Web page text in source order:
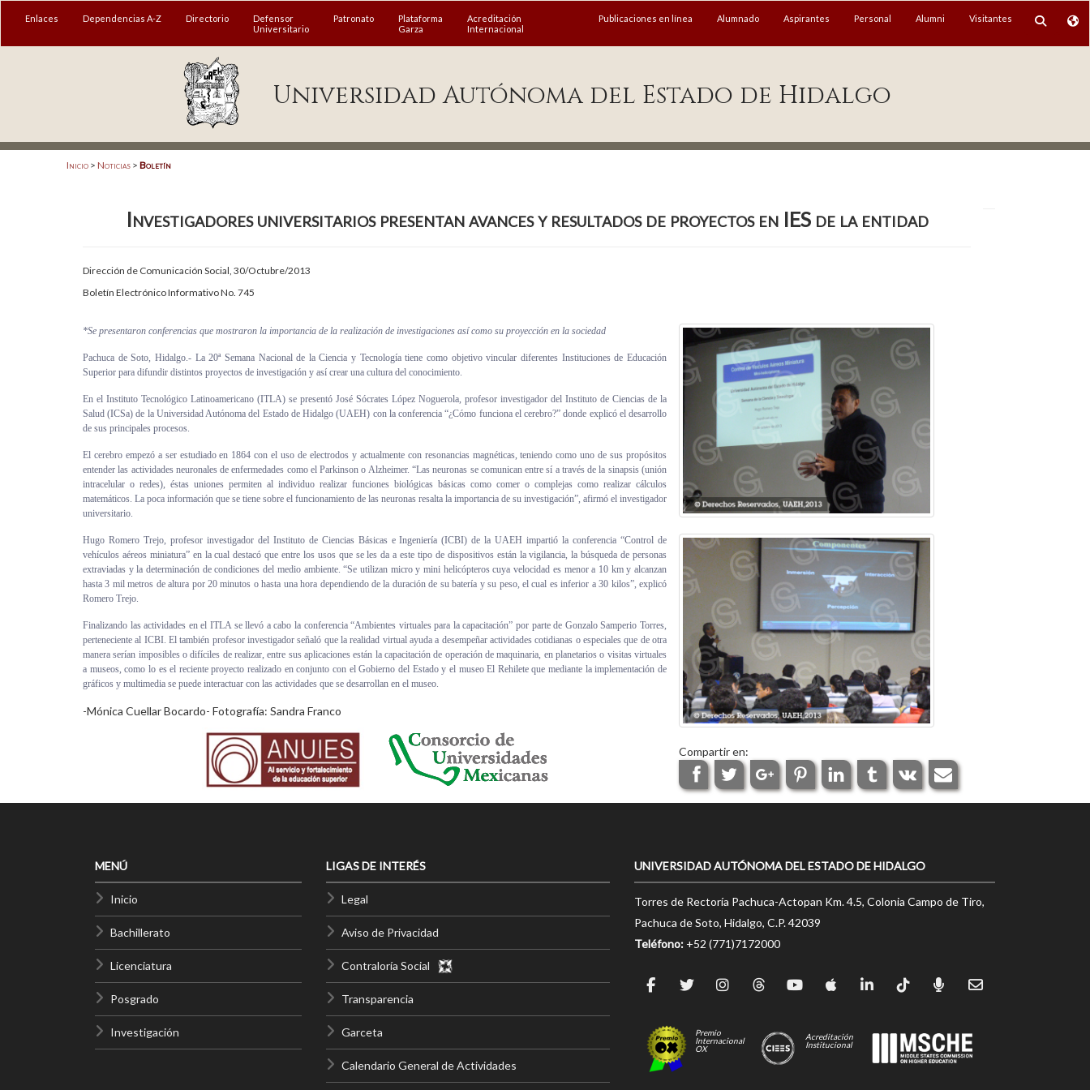
MENÚ
Acreditación Internacional
Enlaces Dependencias A-Z Directorio
Defensor
Universitario
Patronato
Plataforma
Garza
Acreditación
Internacional
Publicaciones en línea Alumnado Aspirantes Personal Alumni Visitantes
Universidad Autónoma del Estado de Hidalgo
Inicio > Noticias > Boletín
Investigadores universitarios presentan avances y resultados de proyectos en IES de la entidad
Dirección de Comunicación Social, 30/Octubre/2013
Boletín Electrónico Informativo No. 745
*Se presentaron conferencias que mostraron la importancia de la realización de investigaciones así como su proyección en la sociedad
Pachuca de Soto, Hidalgo.- La 20ª Semana Nacional de la Ciencia y Tecnología tiene como objetivo vincular diferentes Instituciones de Educación
Superior para difundir distintos proyectos de investigación y así crear una cultura del conocimiento.
En el Instituto Tecnológico Latinoamericano (ITLA) se presentó José Sócrates López Noguerola, profesor investigador del Instituto de Ciencias de la
Salud (ICSa) de la Universidad Autónoma del Estado de Hidalgo (UAEH) con la conferencia “¿Cómo funciona el cerebro?” donde explicó el desarrollo
de sus principales procesos.
El cerebro empezó a ser estudiado en 1864 con el uso de electrodos y actualmente con resonancias magnéticas, teniendo como uno de sus propósitos
entender las actividades neuronales de enfermedades como el Parkinson o Alzheimer. “Las neuronas se comunican entre sí a través de la sinapsis (unión
intracelular o redes), éstas uniones permiten al individuo realizar funciones biológicas básicas como comer o complejas como realizar cálculos
matemáticos. La poca información que se tiene sobre el funcionamiento de las neuronas resalta la importancia de su investigación”, afirmó el investigador
universitario.
Hugo Romero Trejo, profesor investigador del Instituto de Ciencias Básicas e Ingeniería (ICBI) de la UAEH impartió la conferencia “Control de
vehículos aéreos miniatura” en la cual destacó que entre los usos que se les da a este tipo de dispositivos están la vigilancia, la búsqueda de personas
extraviadas y la determinación de condiciones del medio ambiente. “Se utilizan micro y mini helicópteros cuya velocidad es menor a 10 km y alcanzan
hasta 3 mil metros de altura por 20 minutos o hasta una hora dependiendo de la duración de su batería y su peso, el cual es inferior a 30 kilos”, explicó
Romero Trejo.
Finalizando las actividades en el ITLA se llevó a cabo la conferencia “Ambientes virtuales para la capacitación” por parte de Gonzalo Samperio Torres,
perteneciente al ICBI. El también profesor investigador señaló que la realidad virtual ayuda a desempeñar actividades cotidianas o especiales que de otra
manera serían imposibles o difíciles de realizar, entre sus aplicaciones están la capacitación de operación de maquinaria, en planetarios o visitas virtuales
a museos, como lo es el reciente proyecto realizado en conjunto con el Gobierno del Estado y el museo El Rehilete que mediante la implementación de
gráficos y multimedia se puede interactuar con las actividades que se desarrollan en el museo.
-Mónica Cuellar Bocardo- Fotografía: Sandra Franco
Compartir en:
MENÚ
Inicio
Bachillerato
Licenciatura
Posgrado
Investigación
LIGAS DE INTERÉS
Legal
Aviso de Privacidad
Contraloría Social
Transparencia
Garceta
Calendario General de Actividades
UNIVERSIDAD AUTÓNOMA DEL ESTADO DE HIDALGO
Torres de Rectoría Pachuca-Actopan Km. 4.5, Colonia Campo de Tiro,
Pachuca de Soto, Hidalgo, C.P. 42039
Teléfono: +52 (771)7172000
Premio
Internacional
OX
Acreditación
Institucional